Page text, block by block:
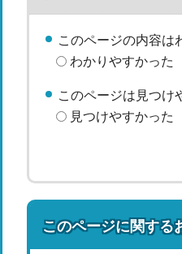
このページの内容は
わかりやすかった
このページは見つけ
見つけやすかった
このページに関する